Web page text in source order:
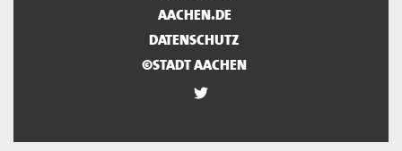
AACHEN.DE
DATENSCHUTZ
©STADT AACHEN